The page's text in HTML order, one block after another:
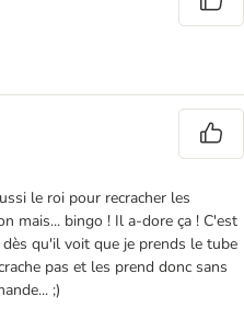
le roi pour recracher les
mais... bingo ! Il a-dore ça ! C'est
qu'il voit que je prends le tube
pas et les prend donc sans
;)